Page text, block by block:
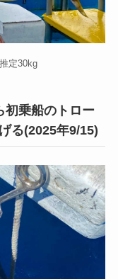
定30kg
初乗船のトロー
る(2025年9/15)